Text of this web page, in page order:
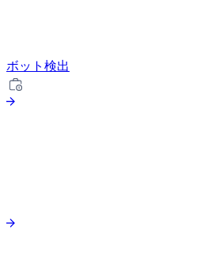
ボット検出